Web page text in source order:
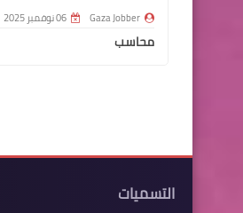
Gaza Jobber 06 نوفمبر 2025
محاسب
التسميات